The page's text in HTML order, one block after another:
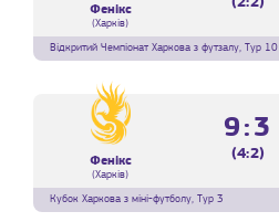
Фенікс
(Харків)
Відкритий Чемпіонат Харкова з футзалу, Тур 10
Фенікс
(Харків)
9:3
(4:2)
Кубок Харкова з міні-футболу, Тур 3